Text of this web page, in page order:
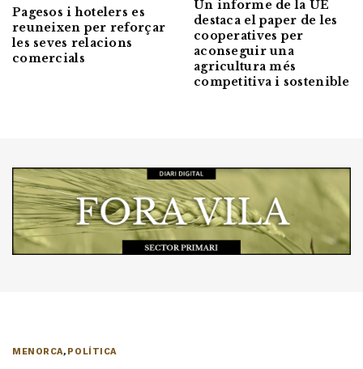
Pagesos i hotelers es
reuneixen per reforçar
les seves relacions
comercials
Un informe de la UE
destaca el paper de les
cooperatives per
aconseguir una
agricultura més
competitiva i sostenible
MENORCA, POLÍTICA